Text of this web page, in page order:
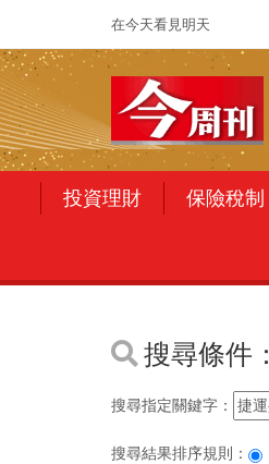
在今天看見明天
投資理財 保險稅制
搜尋條件：
搜尋指定關鍵字：
搜尋結果排序規則：